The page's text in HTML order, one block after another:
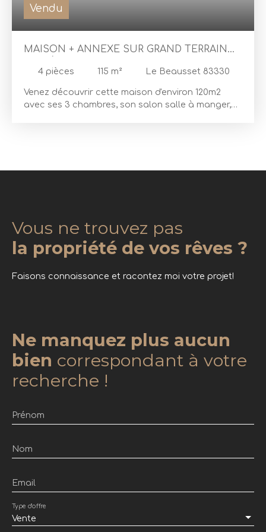
Vendu
MAISON + ANNEXE SUR GRAND TERRAIN
4 pièces 115 m² Le Beausset 83330
Venez découvrir cette maison d'environ 120m2
avec ses 3 chambres, son salon salle à manger,
Vous ne trouvez pas
la propriété de vos rêves ?
Faisons connaissance et racontez moi votre projet!
Ne manquez plus aucun
bien correspondant à votre
recherche !
Prénom
Nom
Email
Vente
Type d'offre